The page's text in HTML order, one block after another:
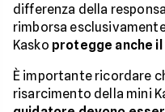
differenza della
rimborsa
Kasko protegge anche
È importante ricordare
risarcimento della mini